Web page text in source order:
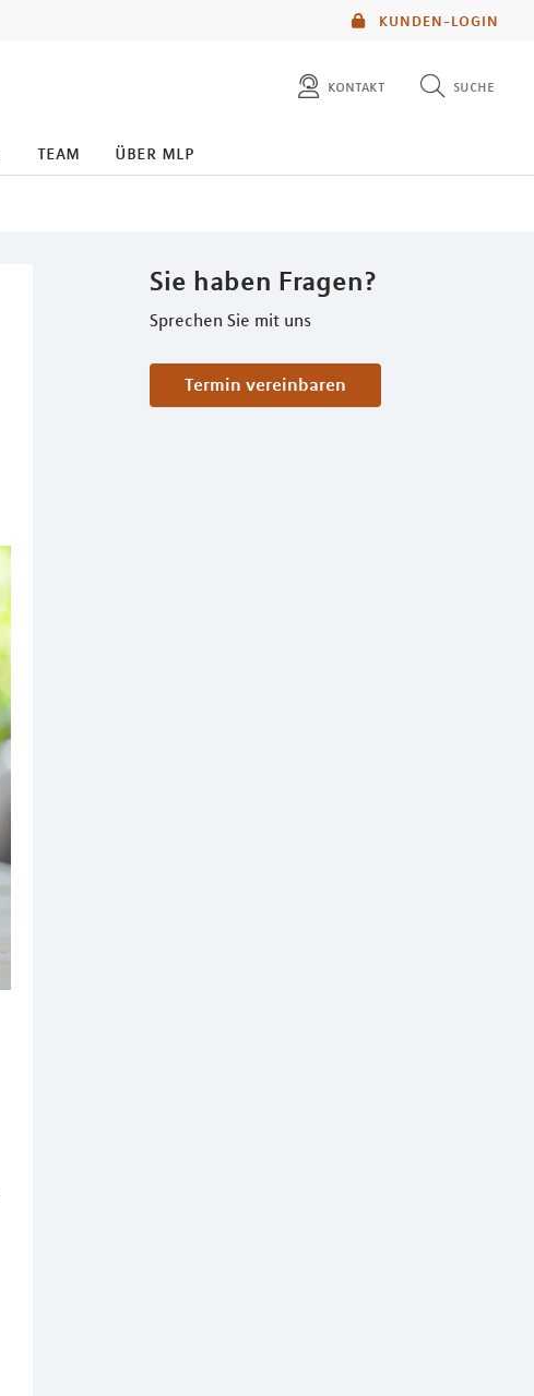
KUNDEN-LOGIN
kontakt suche
team über mlp
Sie haben Fragen?
Sprechen Sie mit uns
Termin vereinbaren